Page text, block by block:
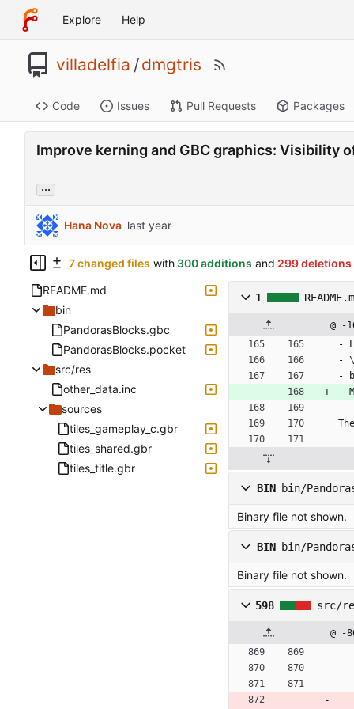
Explore Help
villadelfia /dmgtris
Code Issues Pull Requests Packages
Improve kerning and GBC graphics: Visibility
...
Hana Nova
7 changed files with 300 additions and 299 deletions
README.md
bin
PandorasBlocks.gbc
PandorasBlocks.pocket
src/res
other_data.inc
sources
tiles_gameplay_c.gbr
tiles_shared.gbr
tiles_title.gbr
1
@ -
-
-
-
-
BIN bin/
Binary file not shown.
BIN bin/
Binary file not shown.
598 src/
@ -